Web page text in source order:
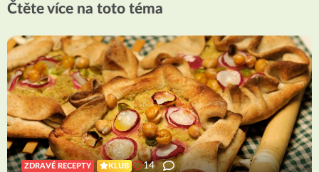
Čtěte více na toto téma
ZDRAVÉ RECEPTY KLUB 14